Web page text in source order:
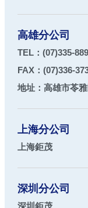
高雄分公司
TEL： (07)335-
FAX： (07)336-
地址： 高雄市苓
上海分公司
上海鉅茂
深圳分公司